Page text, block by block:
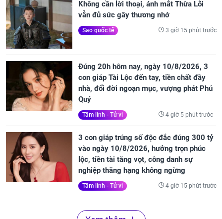
Không cần lời thoại, ánh mắt Thừa Lỗi
vẫn đủ sức gây thương nhớ
Sao quốc tế 3 giờ 15 phút trước
Đúng 20h hôm nay, ngày 10/8/2026, 3
con giáp Tài Lộc đến tay, tiền chất đầy
nhà, đổi đời ngoạn mục, vượng phát Phú
Quý
Tâm linh - Tử vi 4 giờ 5 phút trước
3 con giáp trúng số độc đắc đúng 300 tỷ
vào ngày 10/8/2026, hưởng trọn phúc
lộc, tiền tài tăng vọt, công danh sự
nghiệp thăng hạng không ngừng
Tâm linh - Tử vi 4 giờ 15 phút trước